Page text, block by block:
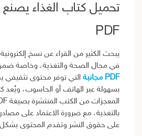
تحميل كتاب الغذاء
PDF
يبحث الكثير من القراء عن نسخ
في مجال الصحة والتغذية، وخاصة
PDF مجانية
التي توفر محتوى تثقيفي
بسهولة عبر الهاتف أو الحاسوب، ويُعد
بالتغذية، مع ضرورة الاعتماد على
على حقوق النشر وتقدم المحتوى